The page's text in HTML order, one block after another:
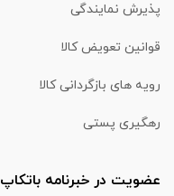
پذیرش نمایندگی
قوانین تعویض کالا
رویه های بازگردانی کالا
رهگیری پستی
عضویت در خبرنامه باتکاپ